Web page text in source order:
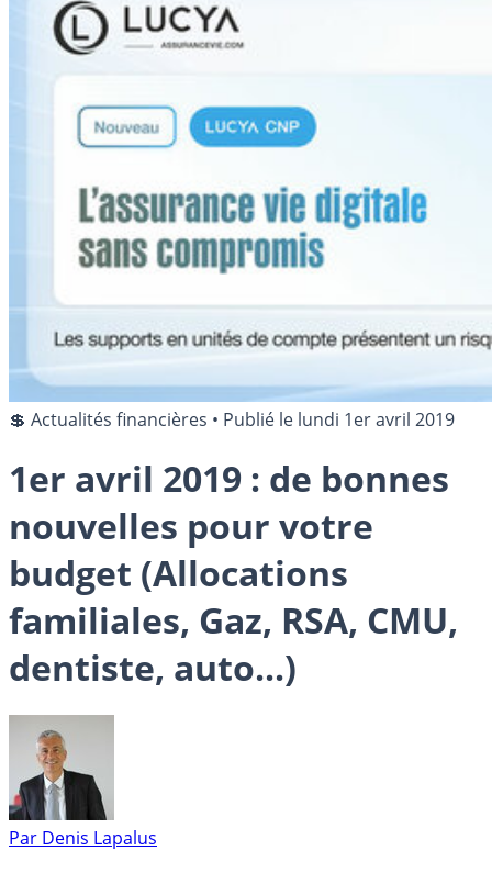
💲 Actualités financières • Publié le lundi 1er avril 2019
1er avril 2019 : de bonnes
nouvelles pour votre
budget (Allocations
familiales, Gaz, RSA, CMU,
dentiste, auto...)
Par Denis Lapalus